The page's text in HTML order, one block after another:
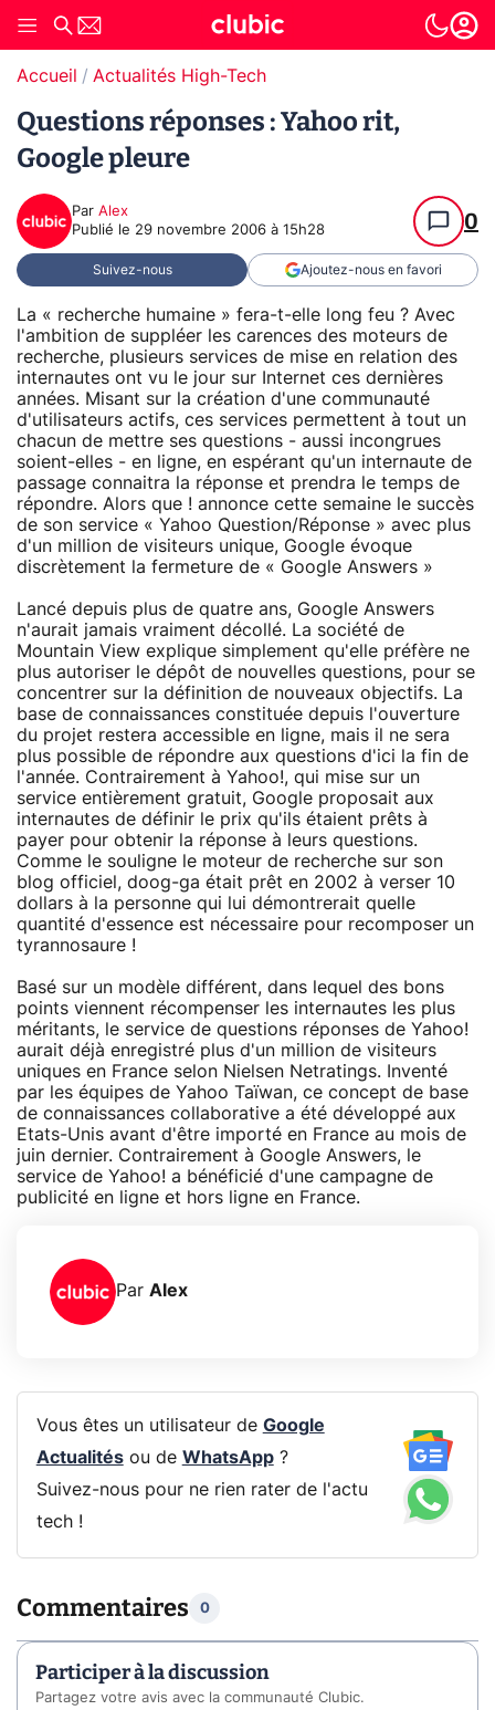
Accueil Actualités High-Tech
Questions réponses : Yahoo rit,
Google pleure
Par Alex
Publié le 29 novembre 2006 à 15h28 0
Suivez-nous Ajoutez-nous en favori
La « recherche humaine » fera-t-elle long feu ? Avec
l'ambition de suppléer les carences des moteurs de
recherche, plusieurs services de mise en relation des
internautes ont vu le jour sur Internet ces dernières
années. Misant sur la création d'une communauté
d'utilisateurs actifs, ces services permettent à tout un
chacun de mettre ses questions - aussi incongrues
soient-elles - en ligne, en espérant qu'un internaute de
passage connaitra la réponse et prendra le temps de
répondre. Alors que ! annonce cette semaine le succès
de son service « Yahoo Question/Réponse » avec plus
d'un million de visiteurs unique, Google évoque
discrètement la fermeture de « Google Answers »
Lancé depuis plus de quatre ans, Google Answers
n'aurait jamais vraiment décollé. La société de
Mountain View explique simplement qu'elle préfère ne
plus autoriser le dépôt de nouvelles questions, pour se
concentrer sur la définition de nouveaux objectifs. La
base de connaissances constituée depuis l'ouverture
du projet restera accessible en ligne, mais il ne sera
plus possible de répondre aux questions d'ici la fin de
l'année. Contrairement à Yahoo!, qui mise sur un
service entièrement gratuit, Google proposait aux
internautes de définir le prix qu'ils étaient prêts à
payer pour obtenir la réponse à leurs questions.
Comme le souligne le moteur de recherche sur son
blog officiel, doog-ga était prêt en 2002 à verser 10
dollars à la personne qui lui démontrerait quelle
quantité d'essence est nécessaire pour recomposer un
tyrannosaure !
Basé sur un modèle différent, dans lequel des bons
points viennent récompenser les internautes les plus
méritants, le service de questions réponses de Yahoo!
aurait déjà enregistré plus d'un million de visiteurs
uniques en France selon Nielsen Netratings. Inventé
par les équipes de Yahoo Taïwan, ce concept de base
de connaissances collaborative a été développé aux
Etats-Unis avant d'être importé en France au mois de
juin dernier. Contrairement à Google Answers, le
service de Yahoo! a bénéficié d'une campagne de
publicité en ligne et hors ligne en France.
Par Alex
Vous êtes un utilisateur de Google
Actualitésou de WhatsApp?
Suivez-nous pour ne rien rater de l'actu
tech !
Commentaires 0
Participer à la discussion
Partagez votre avis avec la communauté Clubic.